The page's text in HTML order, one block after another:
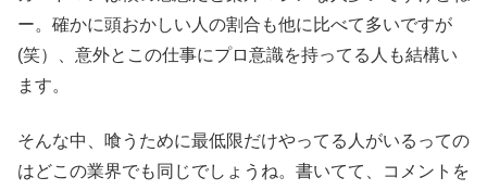
ー。確かに頭おかしい人の割合も他に比べて多いですが
(笑）、意外とこの仕事にプロ意識を持ってる人も結構い
ます。
そんな中、喰うために最低限だけやってる人がいるっての
はどこの業界でも同じでしょうね。書いてて、コメントを